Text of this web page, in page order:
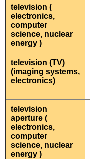
television (
electronics,
computer
science, nuclear
energy )
television (TV)
(imaging systems,
electronics)
television
aperture (
electronics,
computer
science, nuclear
energy )